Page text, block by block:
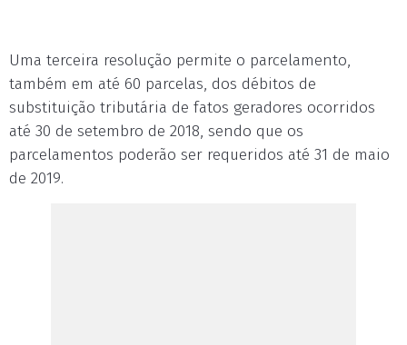
Uma terceira resolução permite o parcelamento,
também em até 60 parcelas, dos débitos de
substituição tributária de fatos geradores ocorridos
até 30 de setembro de 2018, sendo que os
parcelamentos poderão ser requeridos até 31 de maio
de 2019.